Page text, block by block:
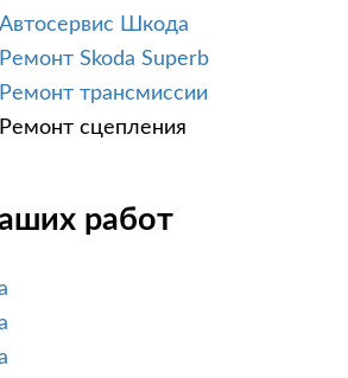
Автосервис Шкода
Ремонт Skoda Superb
Ремонт трансмиссии
Ремонт сцепления
работ